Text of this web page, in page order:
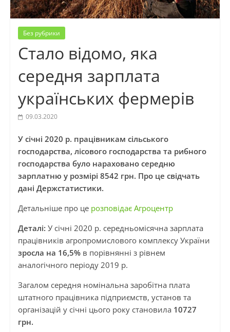
Без рубрики
Стало відомо, яка
середня зарплата
українських фермерів
09.03.2020
У січні 2020 р. працівникам сільського
господарства, лісового господарства та рибного
господарства було нараховано середню
зарплатню у розмірі 8542 грн. Про це свідчать
дані Держстатистики.
Детальніше про це розповідає Агроцентр
Деталі: У січні 2020 р. середньомісячна зарплата
працівників агропромислового комплексу України
зросла на 16,5%в порівнянні з рівнем
аналогічного періоду 2019 р.
Загалом середня номінальна заробітна плата
штатного працівника підприємств, установ та
організацій у січні цього року становила 10727
грн.